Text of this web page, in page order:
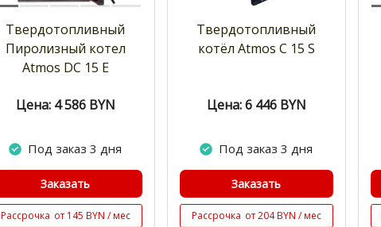
Твердотопливный
Пиролизный котел
Atmos DC 15 E
Цена: 4 586 BYN
Под заказ 3 дня
Заказать
Рассрочка от 145 BYN / мес
Твердотопливный
котёл Atmos C 15 S
Цена: 6 446 BYN
Под заказ 3 дня
Заказать
Рассрочка от 204 BYN / мес